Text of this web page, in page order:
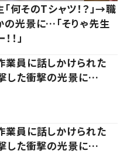
何そのTシャツ！？」→職
光景に…「そりゃ先生
！」
員に話しかけられた
した衝撃の光景に…
員に話しかけられた
した衝撃の光景に…